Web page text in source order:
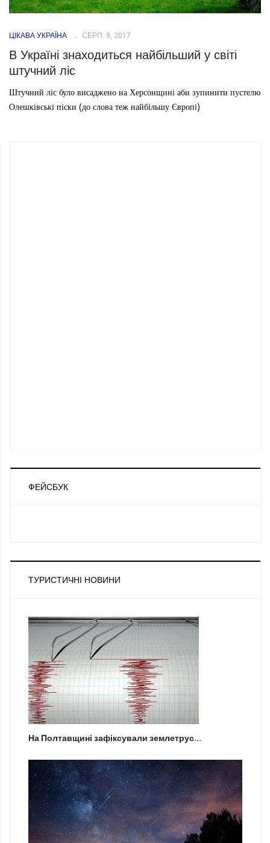
ЦІКАВА УКРАЇНА СЕРП. 9, 2017
В Україні знаходиться найбільший у світі
штучний ліс
Штучний ліс було висаджено на Херсонщині аби зупинити пустелю
Олешківські піски (до слова теж найбільшу Європі)
ФЕЙСБУК
ТУРИСТИЧНІ НОВИНИ
На Полтавщині зафіксували землетрус...